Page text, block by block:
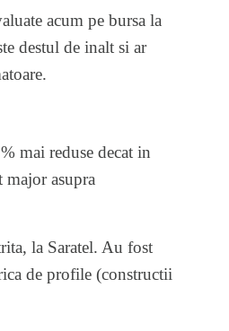
acum pe bursa la
destul de inalt si ar
mai reduse decat in
major asupra
la Saratel. Au fost
de profile (constructii